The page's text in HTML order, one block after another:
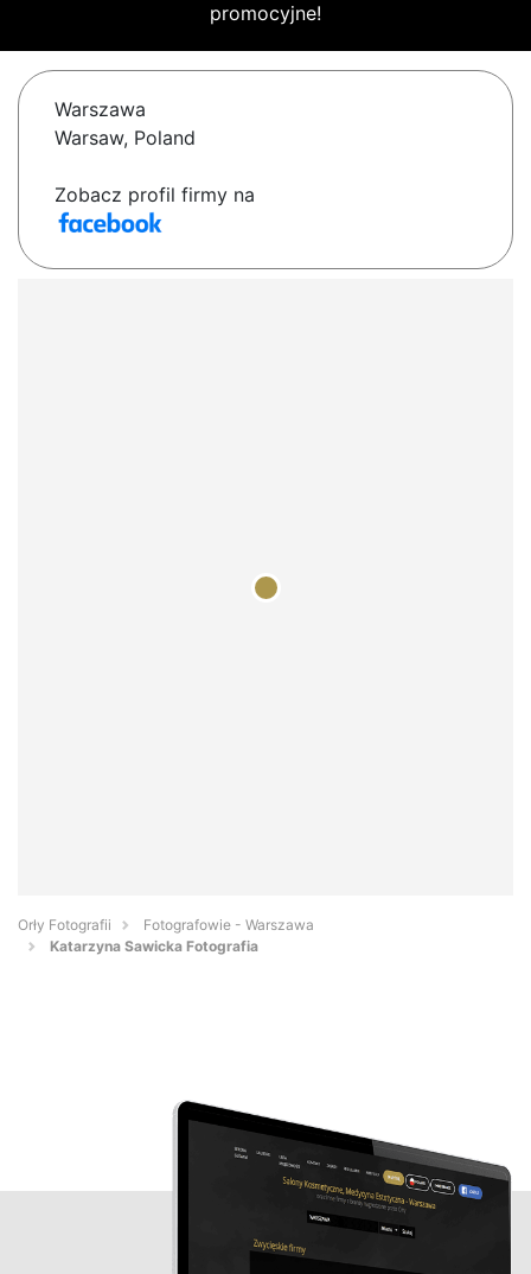
promocyjne!
Warszawa
Warsaw, Poland
Zobacz profil firmy na
Orły Fotografii
Fotografowie - Warszawa
Katarzyna Sawicka Fotografia